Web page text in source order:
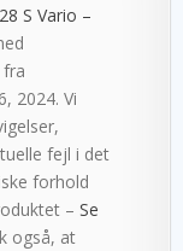
S Vario –
2024. Vi
fejl i det
forhold
– Se
også, at